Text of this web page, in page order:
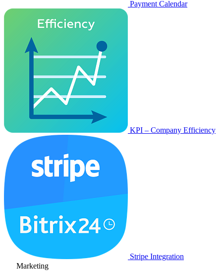
Payment Calendar
KPI – Company Efficiency
Stripe Integration
Marketing